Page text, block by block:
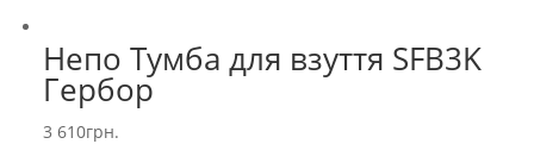
Непо Тумба для взуття SFB3K
Гербор
3 610грн.